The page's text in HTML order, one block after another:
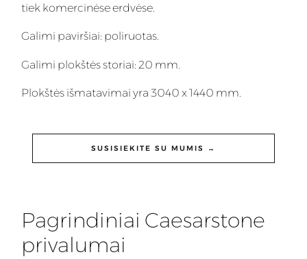
tiek komercinėse erdvėse.
Galimi paviršiai: poliruotas.
Galimi plokštės storiai: 20 mm.
Plokštės išmatavimai yra 3040 x 1440 mm.
SUSISIEKITE SU MUMIS →
Pagrindiniai Caesarstone
privalumai